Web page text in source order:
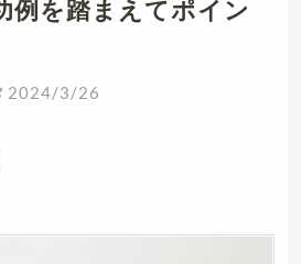
例を踏まえてポイン
2024/3/26